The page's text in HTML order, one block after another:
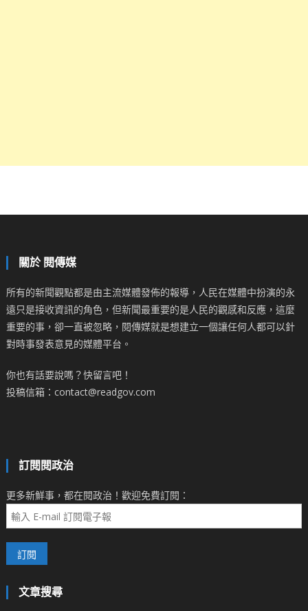
關於 閱傳媒
所有的新聞觀點都是由主流媒體發佈的報導，人民在媒體中扮演的永
遠只是接收資訊的角色，但新聞最重要的是人民的觀感和反應，這麼
重要的事，卻一直被忽略，閱傳媒就是想建立一個讓任何人都可以針
對時事發表意見的媒體平台。
你也有話要說嗎？快留言吧！
投稿信箱：contact@readgov.com
訂閱閱政治
更多新鮮事，都在閱政治！歡迎免費訂閱：
文章搜尋